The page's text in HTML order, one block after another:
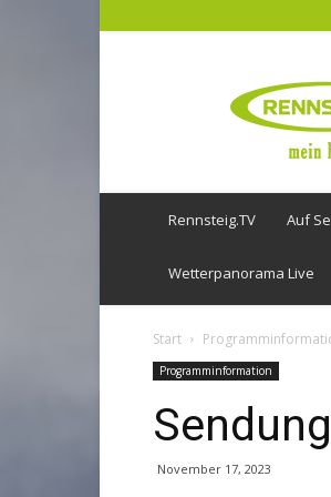
Rennsteig.TV Auf
Wetterpanorama Live
Start
Programminformation
November 17, 2023